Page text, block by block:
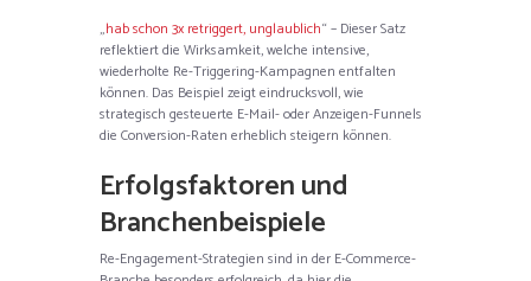
„hab schon 3x retriggert, unglaublich“ – Dieser Satz
reflektiert die Wirksamkeit, welche intensive,
wiederholte Re-Triggering-Kampagnen entfalten
können. Das Beispiel zeigt eindrucksvoll, wie
strategisch gesteuerte E-Mail- oder Anzeigen-Funnels
die Conversion-Raten erheblich steigern können.
Erfolgsfaktoren und
Branchenbeispiele
Re-Engagement-Strategien sind in der E-Commerce-